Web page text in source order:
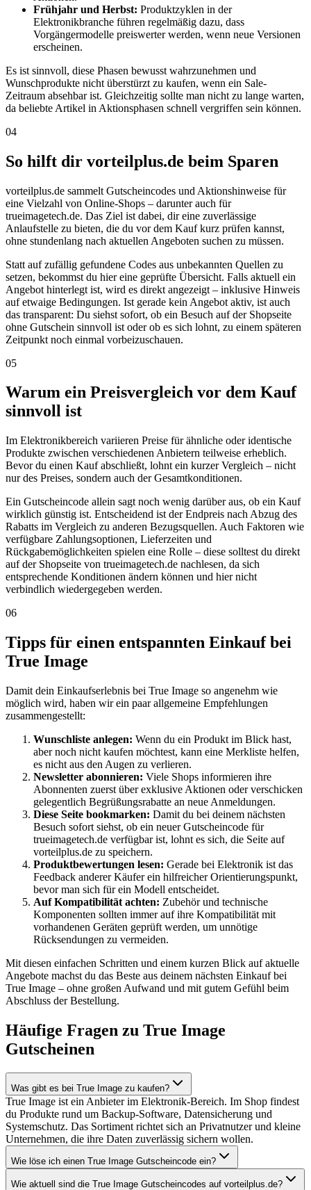
Frühjahr und Herbst: Produktzyklen in der
Elektronikbranche führen regelmäßig dazu, dass
Vorgängermodelle preiswerter werden, wenn neue Versionen
erscheinen.
Es ist sinnvoll, diese Phasen bewusst wahrzunehmen und
Wunschprodukte nicht überstürzt zu kaufen, wenn ein Sale-
Zeitraum absehbar ist. Gleichzeitig sollte man nicht zu lange warten,
da beliebte Artikel in Aktionsphasen schnell vergriffen sein können.
04
So hilft dir vorteilplus.de beim Sparen
vorteilplus.de sammelt Gutscheincodes und Aktionshinweise für
eine Vielzahl von Online-Shops – darunter auch für
trueimagetech.de. Das Ziel ist dabei, dir eine zuverlässige
Anlaufstelle zu bieten, die du vor dem Kauf kurz prüfen kannst,
ohne stundenlang nach aktuellen Angeboten suchen zu müssen.
Statt auf zufällig gefundene Codes aus unbekannten Quellen zu
setzen, bekommst du hier eine geprüfte Übersicht. Falls aktuell ein
Angebot hinterlegt ist, wird es direkt angezeigt – inklusive Hinweis
auf etwaige Bedingungen. Ist gerade kein Angebot aktiv, ist auch
das transparent: Du siehst sofort, ob ein Besuch auf der Shopseite
ohne Gutschein sinnvoll ist oder ob es sich lohnt, zu einem späteren
Zeitpunkt noch einmal vorbeizuschauen.
05
Warum ein Preisvergleich vor dem Kauf
sinnvoll ist
Im Elektronikbereich variieren Preise für ähnliche oder identische
Produkte zwischen verschiedenen Anbietern teilweise erheblich.
Bevor du einen Kauf abschließt, lohnt ein kurzer Vergleich – nicht
nur des Preises, sondern auch der Gesamtkonditionen.
Ein Gutscheincode allein sagt noch wenig darüber aus, ob ein Kauf
wirklich günstig ist. Entscheidend ist der Endpreis nach Abzug des
Rabatts im Vergleich zu anderen Bezugsquellen. Auch Faktoren wie
verfügbare Zahlungsoptionen, Lieferzeiten und
Rückgabemöglichkeiten spielen eine Rolle – diese solltest du direkt
auf der Shopseite von trueimagetech.de nachlesen, da sich
entsprechende Konditionen ändern können und hier nicht
verbindlich wiedergegeben werden.
06
Tipps für einen entspannten Einkauf bei
True Image
Damit dein Einkaufserlebnis bei True Image so angenehm wie
möglich wird, haben wir ein paar allgemeine Empfehlungen
zusammengestellt:
Wunschliste anlegen: Wenn du ein Produkt im Blick hast,
aber noch nicht kaufen möchtest, kann eine Merkliste helfen,
es nicht aus den Augen zu verlieren.
Newsletter abonnieren: Viele Shops informieren ihre
Abonnenten zuerst über exklusive Aktionen oder verschicken
gelegentlich Begrüßungsrabatte an neue Anmeldungen.
Diese Seite bookmarken: Damit du bei deinem nächsten
Besuch sofort siehst, ob ein neuer Gutscheincode für
trueimagetech.de verfügbar ist, lohnt es sich, die Seite auf
vorteilplus.de zu speichern.
Produktbewertungen lesen: Gerade bei Elektronik ist das
Feedback anderer Käufer ein hilfreicher Orientierungspunkt,
bevor man sich für ein Modell entscheidet.
Auf Kompatibilität achten: Zubehör und technische
Komponenten sollten immer auf ihre Kompatibilität mit
vorhandenen Geräten geprüft werden, um unnötige
Rücksendungen zu vermeiden.
Mit diesen einfachen Schritten und einem kurzen Blick auf aktuelle
Angebote machst du das Beste aus deinem nächsten Einkauf bei
True Image – ohne großen Aufwand und mit gutem Gefühl beim
Abschluss der Bestellung.
Häufige Fragen zu True Image
Gutscheinen
Was gibt es bei True Image zu kaufen?
True Image ist ein Anbieter im Elektronik-Bereich. Im Shop findest
du Produkte rund um Backup-Software, Datensicherung und
Systemschutz. Das Sortiment richtet sich an Privatnutzer und kleine
Unternehmen, die ihre Daten zuverlässig sichern wollen.
Wie löse ich einen True Image Gutscheincode ein?
Wie aktuell sind die True Image Gutscheincodes auf vorteilplus.de?